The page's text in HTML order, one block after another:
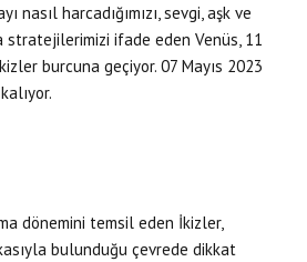
nasıl harcadığımızı, sevgi, aşk ve
ifade eden Venüs, 11
burcuna geçiyor. 07 Mayıs 2023
dönemini temsil eden İkizler,
bulunduğu çevrede dikkat